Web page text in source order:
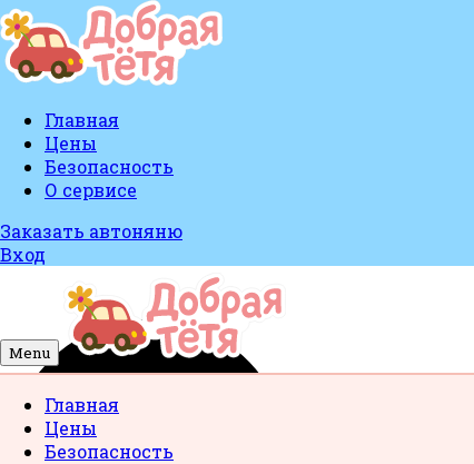
Главная
Цены
Безопасность
О сервисе
Заказать автоняню
Вход
Menu
Главная
Цены
Безопасность